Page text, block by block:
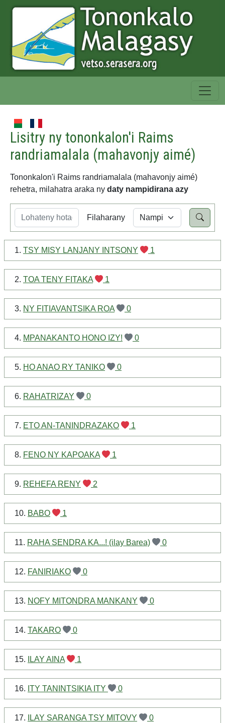
Lisitry ny tononkalon'i Raims
randriamalala (mahavonjy aimé)
Tononkalon'i Raims randriamalala (mahavonjy aimé)
rehetra, milahatra araka ny daty nampidirana azy
Filaharany
1. TSY MISY LANJANY INTSONY 1
2. TOA TENY FITAKA 1
3. NY FITIAVANTSIKA ROA 0
4. MPANAKANTO HONO IZY! 0
5. HO ANAO RY TANIKO 0
6. RAHATRIZAY 0
7. ETO AN-TANINDRAZAKO 1
8. FENO NY KAPOAKA 1
9. REHEFA RENY 2
10. BABO 1
11. RAHA SENDRA KA...! (ilay Barea) 0
12. FANIRIAKO 0
13. NOFY MITONDRA MANKANY 0
14. TAKARO 0
15. ILAY AINA 1
16. ITY TANINTSIKIA ITY 0
17. ILAY SARANGA TSY MITOVY 0